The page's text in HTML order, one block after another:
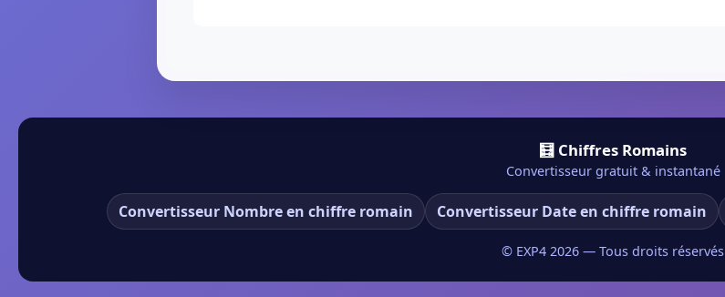
🧮 Chiffres Romains
Convertisseur gratuit & instantané
Convertisseur Nombre en chiffre romain Convertisseur Date en chiffre romain
© EXP4 2026 — Tous droits réservés